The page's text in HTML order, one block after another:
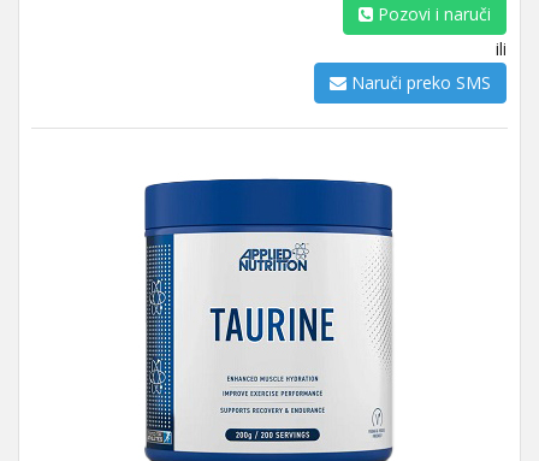
Pozovi i naruči
ili
Naruči preko SMS